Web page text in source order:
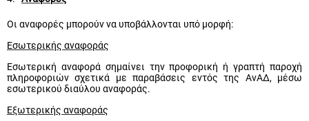
Οι αναφορές μπορούν να υποβάλλονται υπό μορφή:
Εσωτερικής αναφοράς
Εσωτερική αναφορά σημαίνει την προφορική ή γραπτή παροχή
πληροφοριών σχετικά με παραβάσεις εντός της ΑνΑΔ, μέσω
εσωτερικού διαύλου αναφοράς.
Εξωτερικής αναφοράς